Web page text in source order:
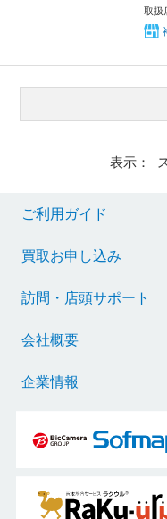
取扱
表示：
ご利用ガイド
買取お申し込み
訪問・店頭サポート
会社概要
企業情報